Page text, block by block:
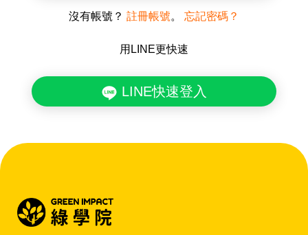
沒有帳號？ 註冊帳號。 忘記密碼？
用LINE更快速
LINE快速登入